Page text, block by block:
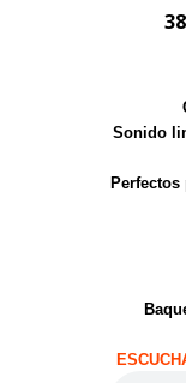
Sonido